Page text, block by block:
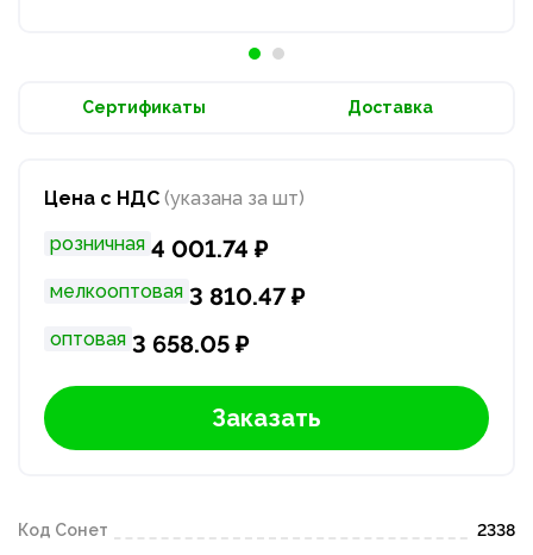
Сертификаты Доставка
Цена с НДС (указана за шт)
розничная 4 001.74 ₽
мелкооптовая 3 810.47 ₽
оптовая 3 658.05 ₽
Заказать
Код Сонет 2338